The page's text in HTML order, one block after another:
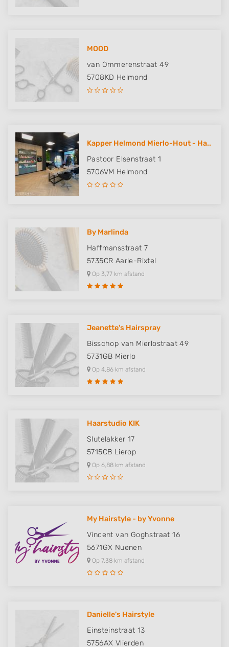
MOOD
van Ommerenstraat 49
5708KD Helmond
Kapper Helmond Mierlo-Hout - Ha..
Pastoor Elsenstraat 1
5706VM Helmond
By Marlinda
Haffmansstraat 7
5735CR Aarle-Rixtel
Op 3,77 km afstand
Jeanette's Hairspray
Bisschop van Mierlostraat 49
5731GB Mierlo
Op 4,86 km afstand
Haarstudio KIK
Slutelakker 17
5715CB Lierop
Op 6,88 km afstand
My Hairstyle - by Yvonne
Vincent van Goghstraat 16
5671GX Nuenen
Op 7,38 km afstand
Danielle's Hairstyle
Einsteinstraat 13
5756AX Vlierden